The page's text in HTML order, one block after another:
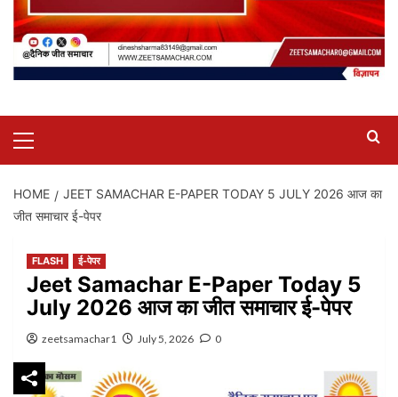
Menu
HOME
JEET SAMACHAR E-PAPER TODAY 5 JULY 2026 आज का
जीत समाचार ई-पेपर
FLASH ई-पेपर
Jeet Samachar E-Paper Today 5
July 2026 आज का जीत समाचार ई-पेपर
zeetsamachar1 July 5, 2026 0